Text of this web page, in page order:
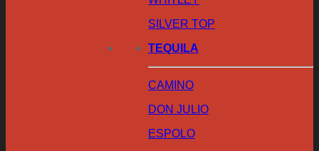
SILVER TOP
TEQUILA
CAMINO
DON JULIO
ESPOLO